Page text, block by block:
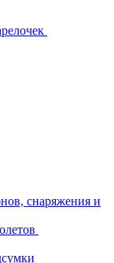
снаряжения и